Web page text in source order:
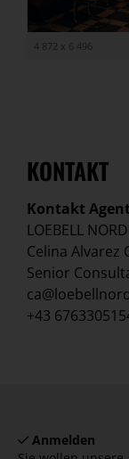
4 872 x 6 496
KONTAKT
Kontakt
LOEBELL
Celina Alvarez
Senior
+43
Anmelden